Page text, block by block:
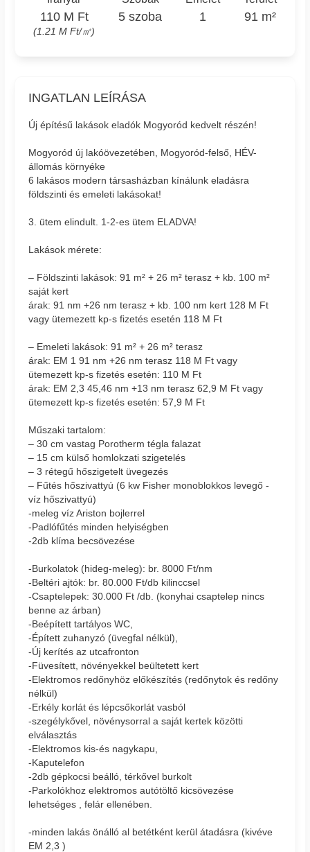
110 M Ft
(1.21 M Ft/㎡)
5 szoba 1 91 m²
INGATLAN LEÍRÁSA
Új építésű lakások eladók Mogyoród kedvelt részén!
Mogyoród új lakóövezetében, Mogyoród-felső, HÉV-
állomás környéke
6 lakásos modern társasházban kínálunk eladásra
földszinti és emeleti lakásokat!
3. ütem elindult. 1-2-es ütem ELADVA!
Lakások mérete:
– Földszinti lakások: 91 m² + 26 m² terasz + kb. 100 m²
saját kert
árak: 91 nm +26 nm terasz + kb. 100 nm kert 128 M Ft
vagy ütemezett kp-s fizetés esetén 118 M Ft
– Emeleti lakások: 91 m² + 26 m² terasz
árak: EM 1 91 nm +26 nm terasz 118 M Ft vagy
ütemezett kp-s fizetés esetén: 110 M Ft
árak: EM 2,3 45,46 nm +13 nm terasz 62,9 M Ft vagy
ütemezett kp-s fizetés esetén: 57,9 M Ft
Műszaki tartalom:
– 30 cm vastag Porotherm tégla falazat
– 15 cm külső homlokzati szigetelés
– 3 rétegű hőszigetelt üvegezés
– Fűtés hőszivattyú (6 kw Fisher monoblokkos levegő -
víz hőszivattyú)
-meleg víz Ariston bojlerrel
-Padlófűtés minden helyiségben
-2db klíma becsövezése
-Burkolatok (hideg-meleg): br. 8000 Ft/nm
-Beltéri ajtók: br. 80.000 Ft/db kilinccsel
-Csaptelepek: 30.000 Ft /db. (konyhai csaptelep nincs
benne az árban)
-Beépített tartályos WC,
-Épített zuhanyzó (üvegfal nélkül),
-Új kerítés az utcafronton
-Füvesített, növényekkel beültetett kert
-Elektromos redőnyhöz előkészítés (redőnytok és redőny
nélkül)
-Erkély korlát és lépcsőkorlát vasból
-szegélykővel, növénysorral a saját kertek közötti
elválasztás
-Elektromos kis-és nagykapu,
-Kaputelefon
-2db gépkocsi beálló, térkővel burkolt
-Parkolókhoz elektromos autótöltő kicsövezése
lehetséges , felár ellenében.
-minden lakás önálló al betétként kerül átadásra (kivéve
EM 2,3 )